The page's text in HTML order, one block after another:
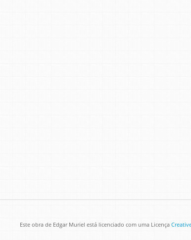
Este obra de Edgar Muriel está licenciado com uma Licença